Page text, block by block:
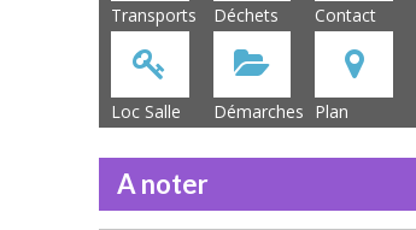
Transports Déchets Contact
Loc Salle Démarches Plan
A noter